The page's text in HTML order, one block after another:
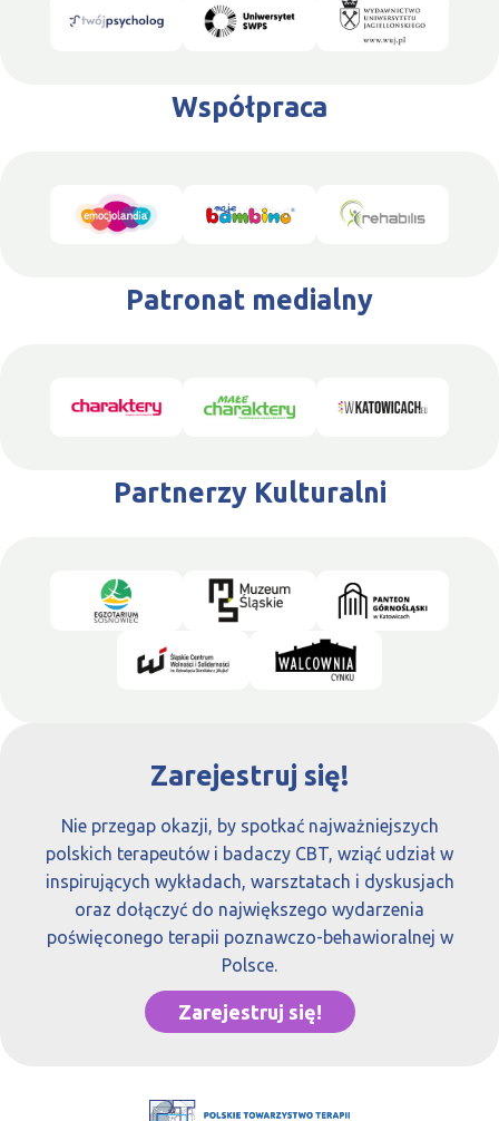
Współpraca
Patronat medialny
Partnerzy Kulturalni
Zarejestruj się!
Nie przegap okazji, by spotkać najważniejszych
polskich terapeutów i badaczy CBT, wziąć udział w
inspirujących wykładach, warsztatach i dyskusjach
oraz dołączyć do największego wydarzenia
poświęconego terapii poznawczo-behawioralnej w
Polsce.
Zarejestruj się!